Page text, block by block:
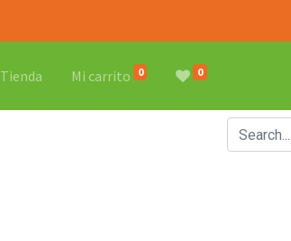
Tienda Mi carrito 0 0